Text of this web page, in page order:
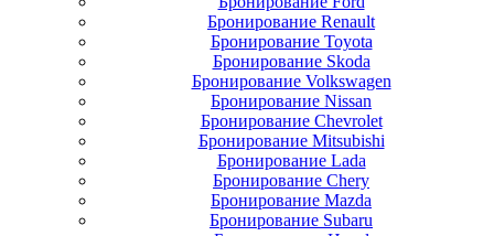
Бронирование Renault
Бронирование Toyota
Бронирование Skoda
Бронирование Volkswagen
Бронирование Nissan
Бронирование Chevrolet
Бронирование Mitsubishi
Бронирование Lada
Бронирование Chery
Бронирование Mazda
Бронирование Subaru